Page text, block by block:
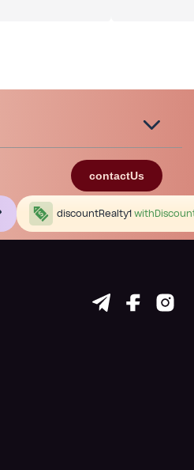
contactUs
discountRealty1